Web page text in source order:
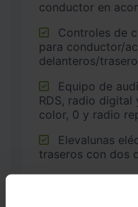
conductor en
para conductor/acompañante y asientos
delanteros/
RDS, radio
color, 0 y radio
traseros con dos